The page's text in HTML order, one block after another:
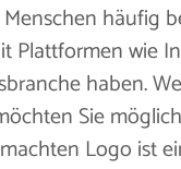
häufig
Plattformen wie
haben.
Sie
Logo ist